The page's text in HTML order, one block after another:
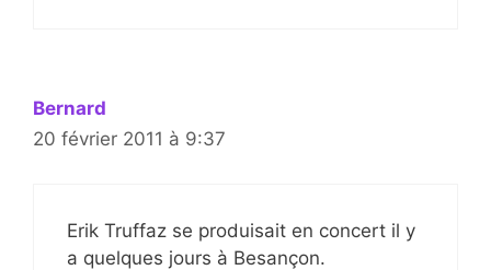
Bernard
20 février 2011 à 9:37
Erik Truffaz se produisait en concert il y
a quelques jours à Besançon.